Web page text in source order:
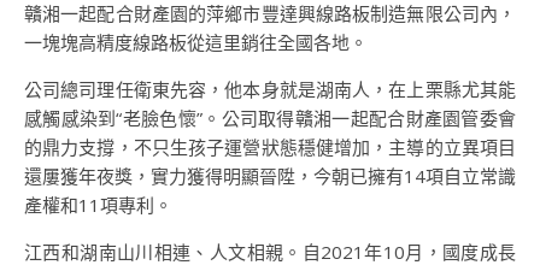
贛湘一起配合財產園的萍鄉市豐達興線路板制造無限公司內，
一塊塊高精度線路板從這里銷往全國各地。
公司總司理任衛東先容，他本身就是湖南人，在上栗縣尤其能
感觸感染到“老臉色懷”。公司取得贛湘一起配合財產園管委會
的鼎力支撐，不只生孩子運營狀態穩健增加，主導的立異項目
還屢獲年夜獎，實力獲得明顯晉陞，今朝已擁有14項自立常識
產權和11項專利。
江西和湖南山川相連、人文相親。自2021年10月，國度成長